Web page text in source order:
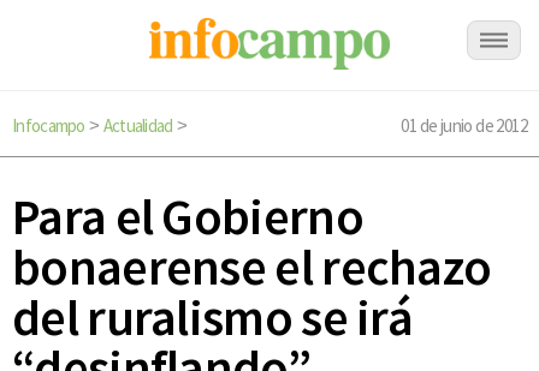
Infocampo > Actualidad > 01 de junio de 2012
Para el Gobierno
bonaerense el rechazo
del ruralismo se irá